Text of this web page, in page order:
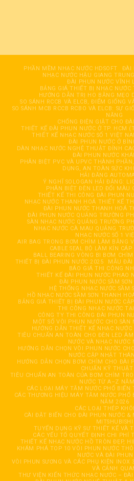
PHẦN MỀM NHẠC NƯỚC HDSOFT
ĐÀI
NHẠC NƯỚC HẬU GIANG
ĐÀI PHUN NƯỚC VĨNH
BẢNG GIÁ THIẾT BỊ NHẠC
HƯỚNG DẪN TRỊ HO BẰNG MẸO
SO SÁNH RCCB VÀ ELCB, ĐIỂM GIỐNG
SO SÁNH MCB RCCB RCBO VÀ ELCB: SỰ
NĂNG
CHỐNG ĐIỆN GIẬT CHO
THIẾT KẾ ĐÀI PHUN NƯỚC Ở TP. HCM
THIẾT KẾ NHẠC NƯỚC SỐ 1 VIỆT
ĐÀI PHUN NƯỚC Ở
DÀN NHẠC NƯỚC NGHỆ THUẬT ĐỈNH
ĐÀI PHUN NƯỚC
PHÂN BIỆT PVC VÀ UPVC THÀNH
DỤNG, AN TOÀN SỨC
HẢI ĐĂNG
Ý NGHĨ SOLOGAN HẢI ĐĂNG:
PHÂN BIỆT ĐÈN LED ĐỔI MÀU
THIẾT KẾ THI CÔNG ĐÀI PHUN
NHẠC NƯỚC THANH HOÁ THIẾT KẾ
ĐÀI PHUN NƯỚC THANH HOÁ
ĐÀI PHUN NƯỚC QUẢNG TRƯỜNG
SÀN NHẠC NƯỚC QUẢNG TRƯỜNG
NHẠC NƯỚC CÀ MAU QUẢNG
NHẠC NƯỚC SỐ 1
AIR BAG TRONG BƠM CHÌM LÀM BẰNG
CABLE SEAL BỘ LÀM KÍN
BALL BEARING VÒNG BI BƠM CHÌM
THIẾT BỊ ĐÀI PHUN NƯỚC 2025
MẪU
BÁO GIÁ THI CÔNG
THIẾT KẾ ĐÀI PHUN NƯỚC PHAO
ĐÀI PHUN NƯỚC SẦM
HỆ THỐNG NHẠC NƯỚC SẦM
HỒ NHẠC NƯỚC SẦM SƠN THANH
BẢNG GIÁ THIẾT BỊ ĐÀI PHUN NƯỚC
THI CÔNG NHẠC NƯỚC
CÔNG TY THI CÔNG ĐÀI PHUN
MỘT SỐ VÒI PHUN NƯỚC CHO SÀN
HƯỚNG DẪN THIẾT KẾ NHẠC
TIÊU CHUẨN AN TOÀN CHO ĐÈN LED
NƯỚC VÀ NHẠC NƯỚC
HƯỚNG DẪN CHỌN VÒI PHUN NƯỚC
NƯỚC CẬP NHẬT
HƯỚNG DẪN CHỌN BƠM CHÌM CHO ĐÀI
CHUẨN KỸ
TIÊU CHUẨN AN TOÀN CỦA BƠM CHÌM
NƯỚC TỪ A–Z
CÁC LOẠI MÁY TĂM NƯỚC PHỔ
CÁC THƯƠNG HIỆU MÁY TĂM NƯỚC
NĂM 2026
CÁC LOẠI THÉP
CÀI ĐẶT BIẾN CHO ĐÀI PHUN NƯỚC &
MITSHUBISHI
TUYỂN DỤNG KỸ SƯ THIẾT KẾ VÀ
CÁC YẾU TỐ QUYẾT ĐỊNH CHI PHÍ
THIẾT KẾ NHẠC NƯỚC HỒ TRÒN ĐẸP,
KHÁM PHÁ TOP 10 VÒI PHUN NƯỚC
NƯỚC VÀ ĐÀI
VÒI PHUN SƯƠNG VÀ CÁC PHỤ KIỆN
VÀ CẢNH
THƯ VIỆN KIẾN THỨC NHẠC NƯỚC –